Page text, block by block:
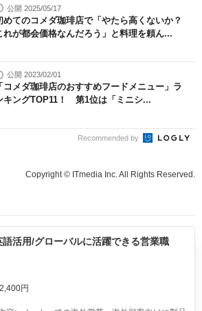
公開 2025/05/17
めてのコメダ珈琲店で「やたら高くないか？
れが都会価格なんだろう」と料理を頼ん...
公開 2023/02/01
「コメダ珈琲店のおすすめフードメニュー」ラ
キングTOP11！ 第1位は「ミニシ...
Recommended by
Copyright © ITmedia Inc. All Rights Reserved.
活用/グローバルに活躍できる営業職
円